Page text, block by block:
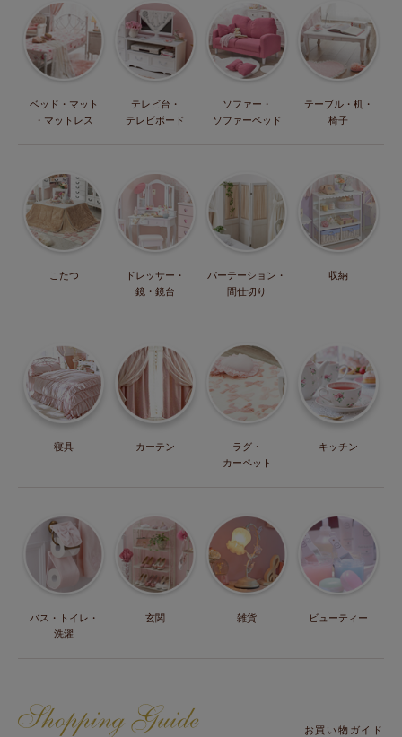
ベッド・マット
・マットレス
テレビ台・
テレビボード
ソファー・
ソファーベッド
テーブル・机・
椅子
こたつ
ドレッサー・
鏡・鏡台
パーテーション・
間仕切り
収納
寝具 カーテン
ラグ・
カーペット
キッチン
バス・トイレ・
洗濯
玄関 雑貨 ビューティー
お買い物ガイド